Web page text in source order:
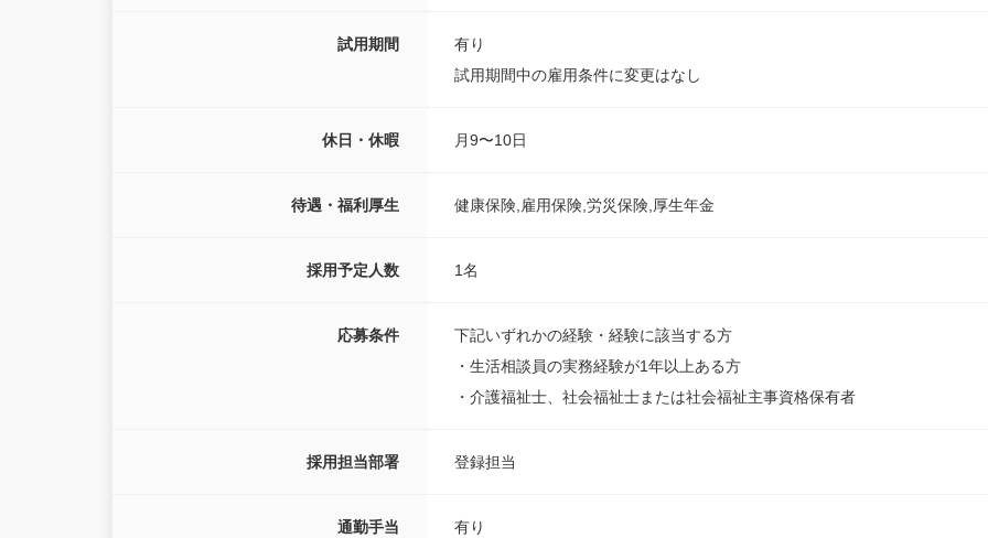
試用期間
有り
試用期間中の雇用条件に変更はなし
休日・休暇 月9〜10日
待遇・福利厚生 健康保険,雇用保険,労災保険,厚生年金
採用予定人数 1名
応募条件
下記いずれかの経験・経験に該当する方
・生活相談員の実務経験が1年以上ある方
・介護福祉士、社会福祉士または社会福祉主事資格保有者
採用担当部署 登録担当
通勤手当 有り